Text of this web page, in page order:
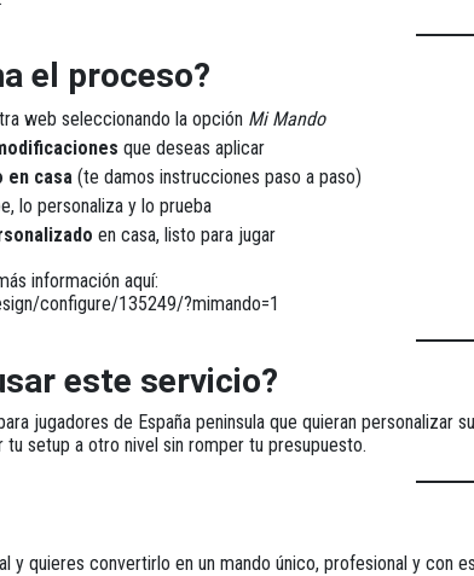
el proceso?
web seleccionando la opción Mi Mando
que deseas aplicar
en casa (te damos instrucciones paso a paso)
lo personaliza y lo prueba
en casa, listo para jugar
información aquí:
configure/135249/?mimando=1
este servicio?
jugadores de España peninsula que quieran personalizar
setup a otro nivel sin romper tu presupuesto.
y quieres convertirlo en un mando único, profesional y con